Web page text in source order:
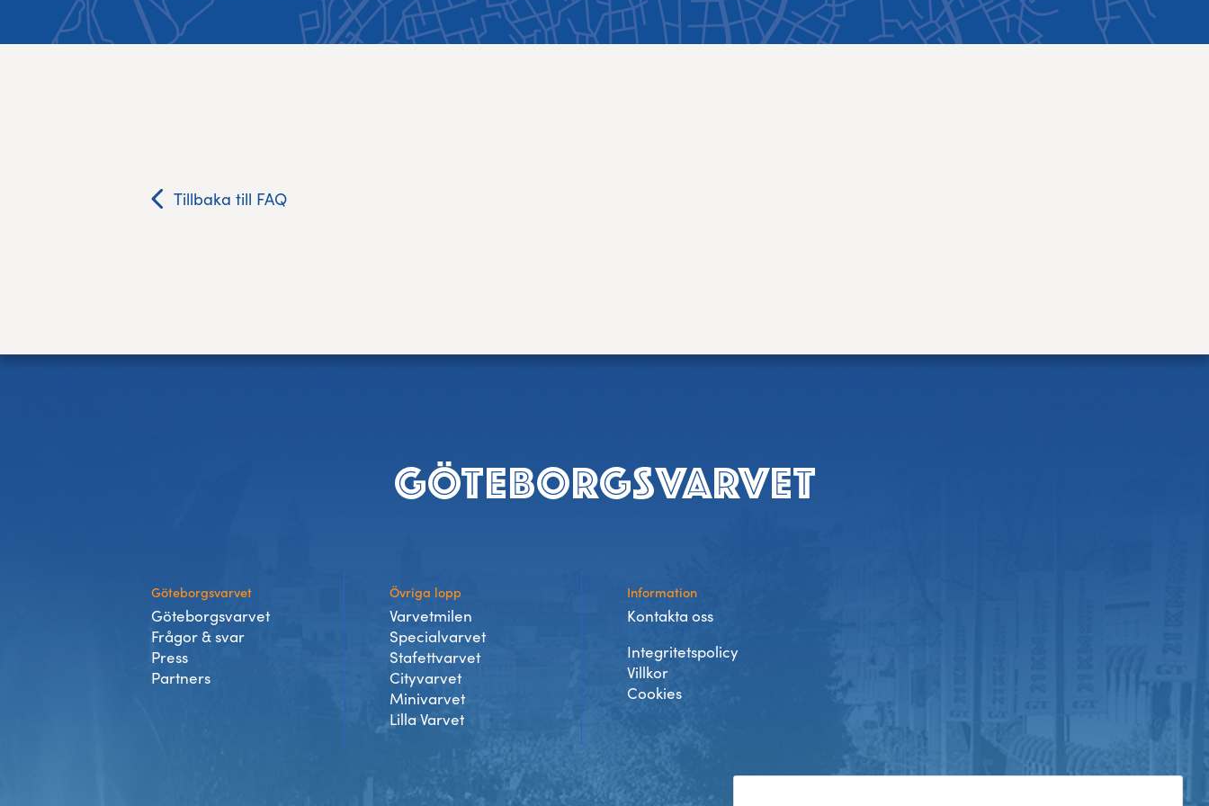
Tillbaka till FAQ
Göteborgsvarvet
Göteborgsvarvet
Frågor & svar
Press
Partners
Övriga lopp
Varvetmilen
Specialvarvet
Stafettvarvet
Cityvarvet
Minivarvet
Lilla Varvet
Information
Kontakta oss
Integritetspolicy
Villkor
Cookies
Res, bo, upplev